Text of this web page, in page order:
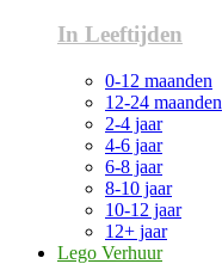
In Leeftijden
0-12 maanden
12-24 maanden
2-4 jaar
4-6 jaar
6-8 jaar
8-10 jaar
10-12 jaar
12+ jaar
Lego Verhuur